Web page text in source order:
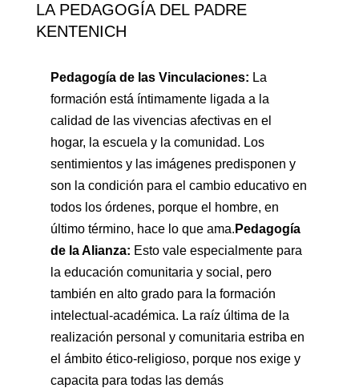
LA PEDAGOGÍA DEL PADRE
KENTENICH
Pedagogía de las Vinculaciones: La
formación está íntimamente ligada a la
calidad de las vivencias afectivas en el
hogar, la escuela y la comunidad. Los
sentimientos y las imágenes predisponen y
son la condición para el cambio educativo en
todos los órdenes, porque el hombre, en
último término, hace lo que ama. Pedagogía
de la Alianza: Esto vale especialmente para
la educación comunitaria y social, pero
también en alto grado para la formación
intelectual-académica. La raíz última de la
realización personal y comunitaria estriba en
el ámbito ético-religioso, porque nos exige y
capacita para todas las demás